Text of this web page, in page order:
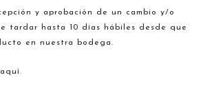
y aprobación de un cambio y/o
tardar hasta 10 días hábiles desde que
en nuestra bodega.